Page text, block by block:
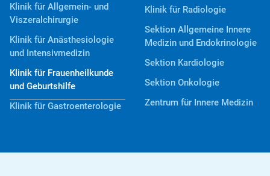
Klinik für Allgemein- und
Viszeralchirurgie
Klinik für Anästhesiologie
und Intensivmedizin
Klinik für Frauenheilkunde
und Geburtshilfe
Klinik für Gastroenterologie
Klinik für Radiologie
Sektion Allgemeine Innere
Medizin und Endokrinologie
Sektion Kardiologie
Sektion Onkologie
Zentrum für Innere Medizin